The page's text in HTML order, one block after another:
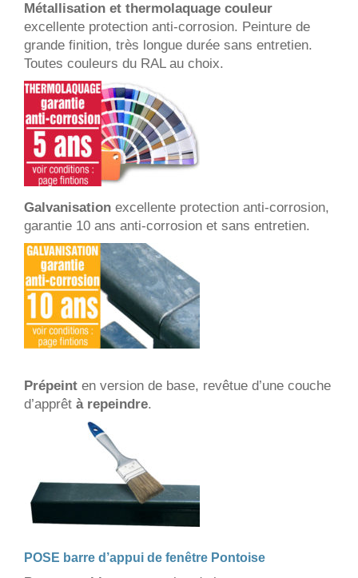
Métallisation et thermolaquage couleur
excellente protection anti-corrosion. Peinture de
grande finition, très longue durée sans entretien.
Toutes couleurs du RAL au choix.
Galvanisation excellente protection anti-corrosion,
garantie 10 ans anti-corrosion et sans entretien.
Prépeint en version de base, revêtue d’une couche
d’apprêt à repeindre.
POSE barre d’appui de fenêtre Pontoise